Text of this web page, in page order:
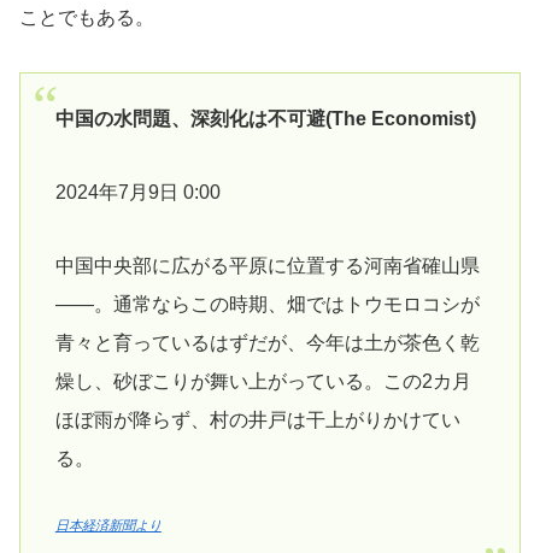
ことでもある。
中国の水問題、深刻化は不可避(The Economist)
2024年7月9日 0:00
中国中央部に広がる平原に位置する河南省確山県
――。通常ならこの時期、畑ではトウモロコシが
青々と育っているはずだが、今年は土が茶色く乾
燥し、砂ぼこりが舞い上がっている。この2カ月
ほぼ雨が降らず、村の井戸は干上がりかけてい
る。
日本経済新聞より